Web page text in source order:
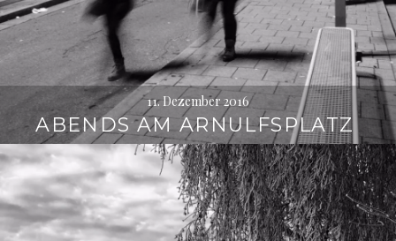
11. Dezember 2016
ABENDS AM ARNULFSPLATZ